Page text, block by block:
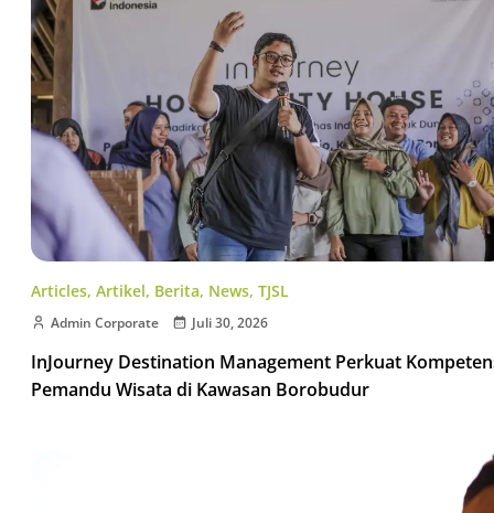
Articles, Artikel, Berita, News, TJSL
Admin Corporate Juli 30, 2026
InJourney Destination Management Perkuat
Pemandu Wisata di Kawasan Borobudur